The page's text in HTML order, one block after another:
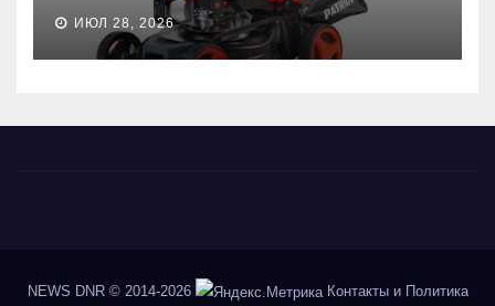
ИЮЛ 28, 2026
NEWS DNR© 2014-2026 Контакты и Политика